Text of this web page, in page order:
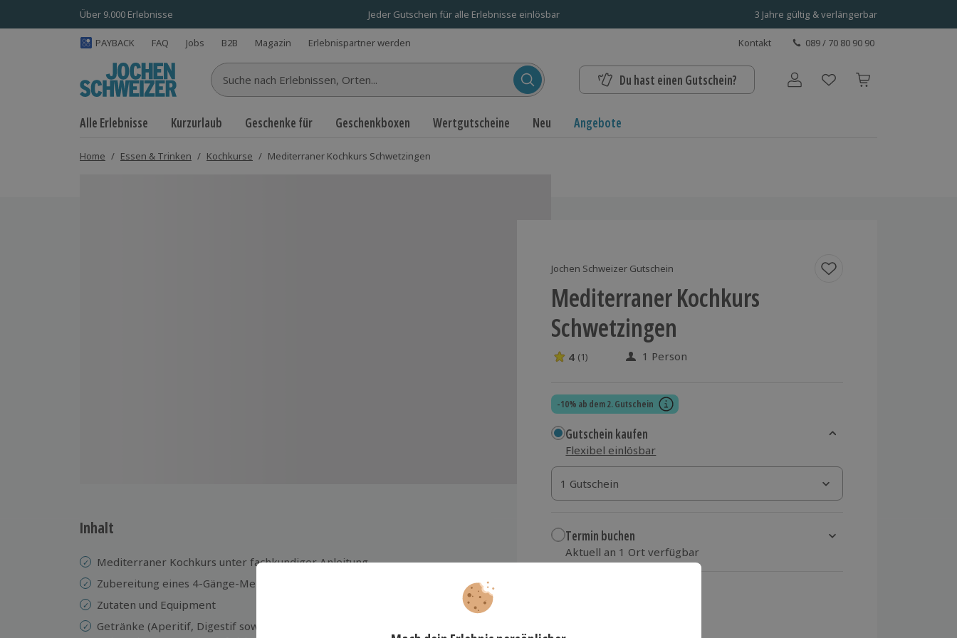
Über 9.000 Erlebnisse Jeder Gutschein für alle Erlebnisse einlösbar 3 Jahre gültig & verlängerbar
PAYBACK FAQ Jobs B2B Magazin Erlebnispartner werden Kontakt 089 / 70 80 90 90
Suche nach Erlebnissen... Du hast einen Gutschein? Benutzerkonto
Alle Erlebnisse Kurzurlaub Geschenke für Geschenkboxen Wertgutscheine Neu Angebote
Home / Essen & Trinken / Kochkurse / Mediterraner Kochkurs Schwetzingen
Jochen Schweizer Gutschein
Mediterraner Kochkurs
Schwetzingen
4 Sterne von 5 aus 1 Bewertungen
4 (1) 1 Person
-10% ab dem 2. Gutschein
Gutschein kaufen
Flexibel einlösbar
1 Gutschein
1 Gutschein
1 Gutschein
Termin buchen
Aktuell an 1 Ort verfügbar
Inhalt
Mediterraner Kochkurs unter fachkundiger Anleitung
Zubereitung eines 4-Gänge-Menüs
Zutaten und Equipment
Getränke (Aperitif, Digestif sowie Kaffee und weitere Getränke